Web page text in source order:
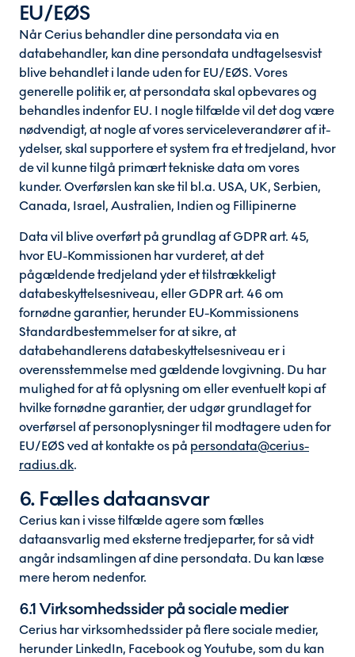
EU/EØS
Når Cerius behandler dine persondata via en
databehandler, kan dine persondata undtagelsesvist
blive behandlet i lande uden for EU/EØS. Vores
generelle politik er, at persondata skal opbevares og
behandles indenfor EU. I nogle tilfælde vil det dog være
nødvendigt, at nogle af vores serviceleverandører af it-
ydelser, skal supportere et system fra et tredjeland, hvor
de vil kunne tilgå primært tekniske data om vores
kunder. Overførslen kan ske til bl.a. USA, UK, Serbien,
Canada, Israel, Australien, Indien og Fillipinerne
Data vil blive overført på grundlag af GDPR art. 45,
hvor EU-Kommissionen har vurderet, at det
pågældende tredjeland yder et tilstrækkeligt
databeskyttelsesniveau, eller GDPR art. 46 om
fornødne garantier, herunder EU-Kommissionens
Standardbestemmelser for at sikre, at
databehandlerens databeskyttelsesniveau er i
overensstemmelse med gældende lovgivning. Du har
mulighed for at få oplysning om eller eventuelt kopi af
hvilke fornødne garantier, der udgør grundlaget for
overførsel af personoplysninger til modtagere uden for
EU/EØS ved at kontakte os på persondata@cerius-
radius.dk.
6. Fælles dataansvar
Cerius kan i visse tilfælde agere som fælles
dataansvarlig med eksterne tredjeparter, for så vidt
angår indsamlingen af dine persondata. Du kan læse
mere herom nedenfor.
6.1 Virksomhedssider på sociale medier
Cerius har virksomhedssider på flere sociale medier,
herunder LinkedIn, Facebook og Youtube, som du kan